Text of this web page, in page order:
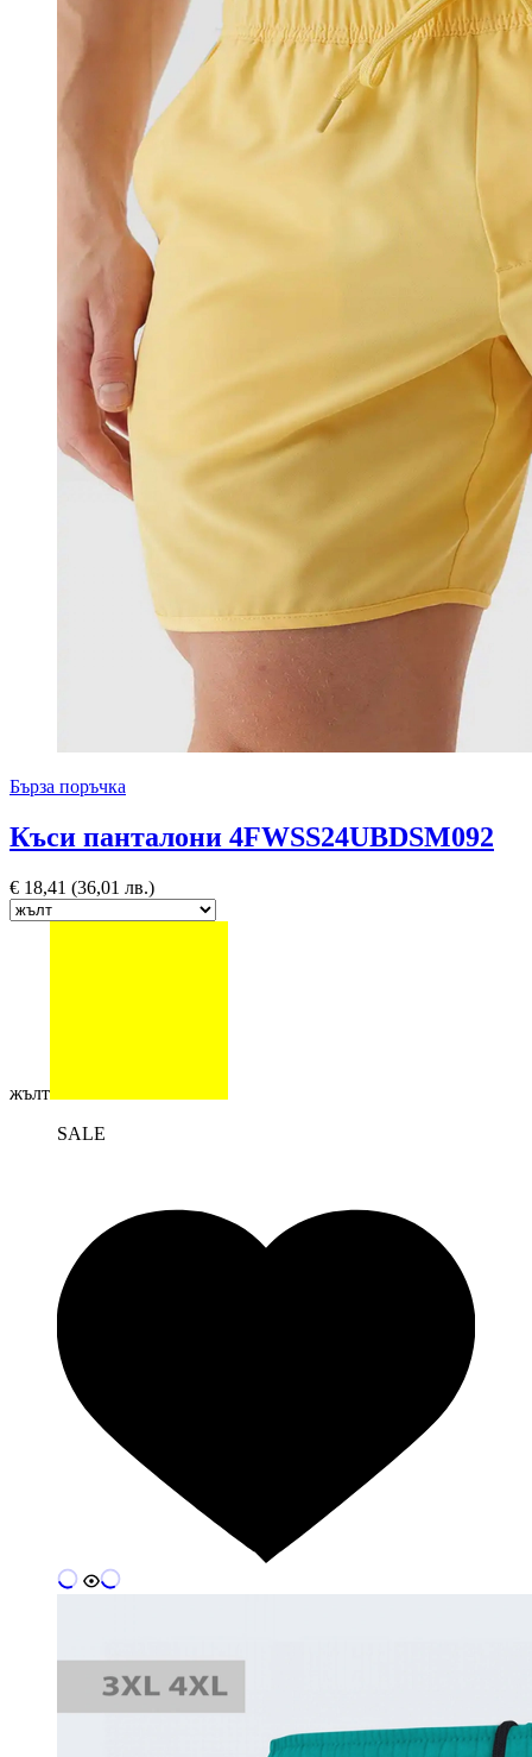
Бърза поръчка
Къси панталони 4FWSS24UBDSM092
€ 18,41 (36,01 лв.)
жълт
SALE